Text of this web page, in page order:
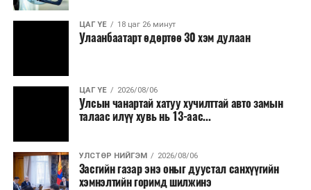
ЦАГ ҮЕ 18 цаг 26 минут
Улаанбаатарт өдөртөө 30 хэм дулаан
ЦАГ ҮЕ 2026/08/06
Улсын чанартай хатуу хучилттай авто замын
талаас илүү хувь нь 13-аас...
УЛСТӨР НИЙГЭМ 2026/08/06
Засгийн газар энэ оныг дуустал санхүүгийн
хэмнэлтийн горимд шилжинэ